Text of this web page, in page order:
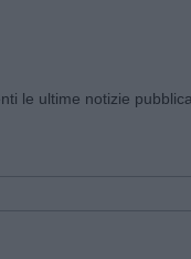
le ultime notizie